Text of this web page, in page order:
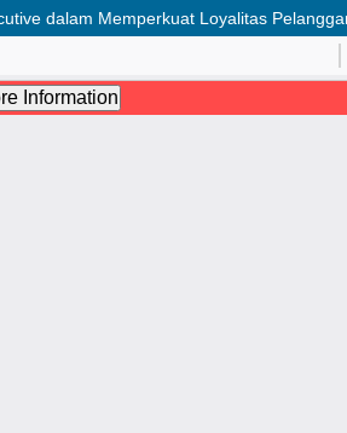
dalam Memperkuat Loyalitas